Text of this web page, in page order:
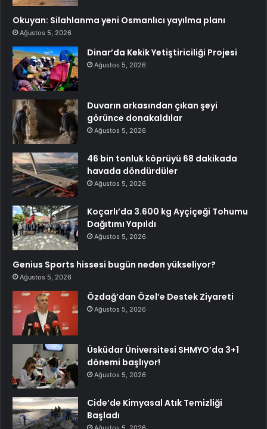
Okuyan: Silahlanma yeni Osmanlıcı yayılma planı
Ağustos 5, 2026
Dinar’da Kekik Yetiştiriciliği Projesi
Ağustos 5, 2026
Duvarın arkasından çıkan şeyi
görünce donakaldılar
Ağustos 5, 2026
46 bin tonluk köprüyü 68 dakikada
havada döndürdüler
Ağustos 5, 2026
Koçarlı’da 3.600 kg Ayçiçeği Tohumu
Dağıtımı Yapıldı
Ağustos 5, 2026
Genius Sports hissesi bugün neden yükseliyor?
Ağustos 5, 2026
Özdağ’dan Özel’e Destek Ziyareti
Ağustos 5, 2026
Üsküdar Üniversitesi SHMYO’da 3+1
dönemi başlıyor!
Ağustos 5, 2026
Cide’de Kimyasal Atık Temizliği
Başladı